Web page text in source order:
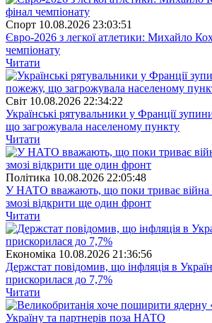
Спорт 10.08.2026 23:03:51
Євро-2026 з легкої атлетики: Михайло
чемпіонату
Читати
Свiт 10.08.2026 22:34:22
Українські рятувальники у Франції
що загрожувала населеному пункту
Читати
Полiтика 10.08.2026 22:05:48
У НАТО вважають, що поки триває війна
змозі відкрити ще один фронт
Читати
Економіка 10.08.2026 21:36:56
Держстат повідомив, що інфляція в
прискорилася до 7,7%
Читати